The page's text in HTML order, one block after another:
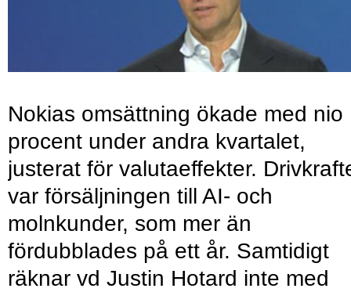
Nokias omsättning ökade med nio
procent under andra kvartalet,
justerat för valutaeffekter.
var försäljningen till AI- och
molnkunder, som mer än
fördubblades på ett år. Samtidigt
räknar vd Justin Hotard inte med